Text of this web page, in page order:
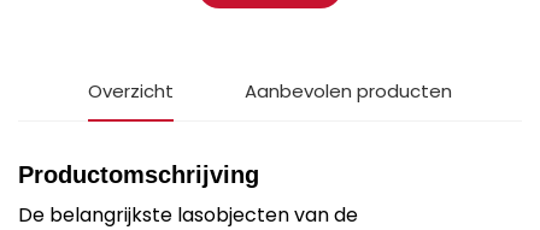
Overzicht Aanbevolen producten
Productomschrijving
De belangrijkste lasobjecten van de